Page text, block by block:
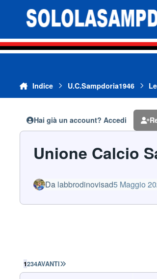
Indice U.C.Sampdoria1946
Hai già un account? Accedi
Unione Calcio
Da labbrodinovisad5 Maggio
1234AVANTI ULTIMA PAGINA